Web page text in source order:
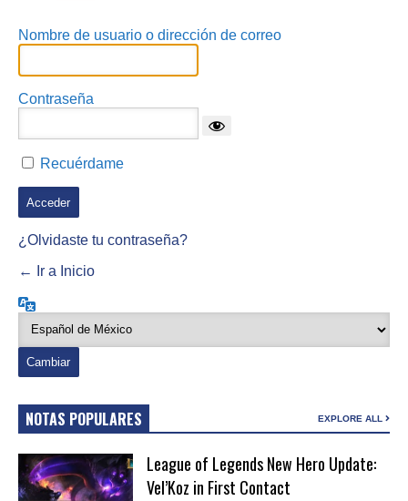
Nombre de usuario o dirección de correo
Contraseña
Recuérdame
¿Olvidaste tu contraseña?
← Ir a Inicio
NOTAS POPULARES EXPLORE ALL
League of Legends New Hero Update:
Vel’Koz in First Contact